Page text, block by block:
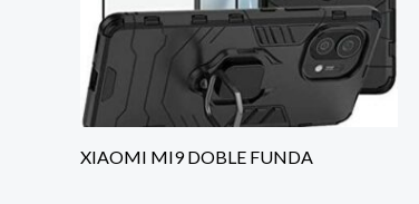
XIAOMI MI9 DOBLE FUNDA